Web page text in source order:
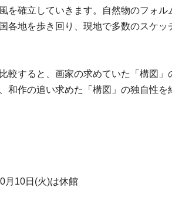
確立していきます。自然物のフォ
地を歩き回り、現地で多数のスケ
すると、画家の求めていた「構図
作の追い求めた「構図」の独自性を
月10日(火)は休館